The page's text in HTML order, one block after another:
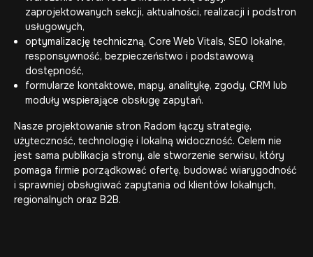
zaprojektowanych sekcji, aktualności, realizacji i podstron
usługowych,
optymalizację techniczną, Core Web Vitals, SEO lokalne,
responsywność, bezpieczeństwo i podstawową
dostępność,
formularze kontaktowe, mapy, analitykę, zgody, CRM lub
moduły wspierające obsługę zapytań.
Nasze projektowanie stron Radom łączy strategię,
użyteczność, technologię i lokalną widoczność. Celem nie
jest sama publikacja strony, ale stworzenie serwisu, który
pomaga firmie porządkować ofertę, budować wiarygodność
i sprawniej obsługiwać zapytania od klientów lokalnych,
regionalnych oraz B2B.